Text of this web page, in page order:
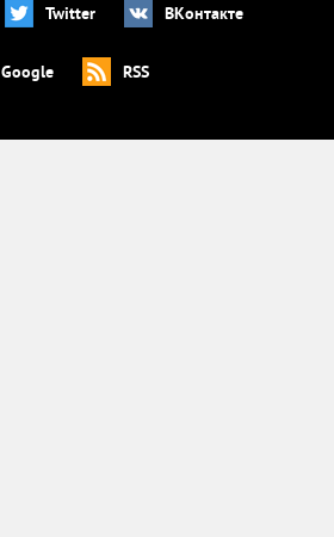
Twitter ВКонтакте
Google RSS